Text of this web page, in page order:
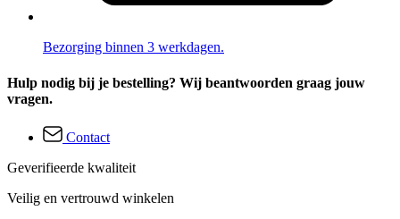
Bezorging binnen 3 werkdagen.
Hulp nodig bij je bestelling? Wij beantwoorden graag jouw
vragen.
Contact
Geverifieerde kwaliteit
Veilig en vertrouwd winkelen